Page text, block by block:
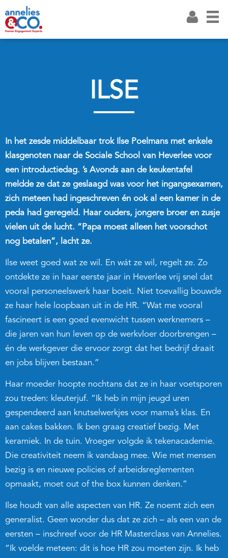
ILSE
In het zesde middelbaar trok Ilse Poelmans met enkele
klasgenoten naar de Sociale School van Heverlee voor
een introductiedag. ’s Avonds aan de keukentafel
meldde ze dat ze geslaagd was voor het ingangsexamen,
zich meteen had ingeschreven én ook al een kamer in de
peda had geregeld. Haar ouders, jongere broer en zusje
vielen uit de lucht. “Papa moest alleen het voorschot
nog betalen”, lacht ze.
Ilse weet goed wat ze wil. En wát ze wil, regelt ze. Zo
ontdekte ze in haar eerste jaar in Heverlee vrij snel dat
vooral personeelswerk haar boeit. Niet toevallig bouwde
ze haar hele loopbaan uit in de HR. “Wat me vooral
fascineert is een goed evenwicht tussen werknemers –
die jaren van hun leven op de werkvloer doorbrengen –
én de werkgever die ervoor zorgt dat het bedrijf draait
en jobs blijven bestaan.”
Haar moeder hoopte nochtans dat ze in haar voetsporen
zou treden: kleuterjuf. “Ik heb in mijn jeugd uren
gespendeerd aan knutselwerkjes voor mama’s klas. En
aan cakes bakken. Ik ben graag creatief bezig. Met
keramiek. In de tuin. Vroeger volgde ik tekenacademie.
Die creativiteit neem ik vandaag mee. Wie met mensen
bezig is en nieuwe policies of arbeidsreglementen
opmaakt, moet out of the box kunnen denken.”
Ilse houdt van alle aspecten van HR. Ze noemt zich een
generalist. Geen wonder dus dat ze zich – als een van de
eersten – inschreef voor de HR Masterclass van Annelies.
“Ik voelde meteen: dit is hoe HR zou moeten zijn. Ik heb